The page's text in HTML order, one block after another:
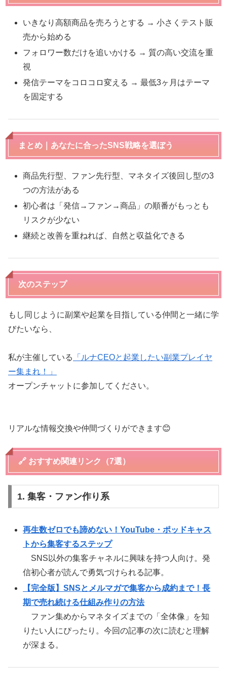
いきなり高額商品を売ろうとする → 小さくテスト販
売から始める
フォロワー数だけを追いかける → 質の高い交流を重
視
発信テーマをコロコロ変える → 最低3ヶ月はテーマ
を固定する
まとめ｜あなたに合ったSNS戦略を選ぼう
商品先行型、ファン先行型、マネタイズ後回し型の3
つの方法がある
初心者は「発信→ファン→商品」の順番がもっとも
リスクが少ない
継続と改善を重ねれば、自然と収益化できる
次のステップ
もし同じように副業や起業を目指している仲間と一緒に学
びたいなら、
私が主催している
「ルナCEOと起業したい副業プレイヤ
ー集まれ！」
オープンチャットに参加してください。
リアルな情報交換や仲間づくりができます😊
🔗 おすすめ関連リンク（7選）
1. 集客・ファン作り系
再生数ゼロでも諦めない！YouTube・ポッドキャス
トから集客するステップ
SNS以外の集客チャネルに興味を持つ人向け。発
信初心者が読んで勇気づけられる記事。
【完全版】SNSとメルマガで集客から成約まで！長
期で売れ続ける仕組み作りの方法
ファン集めからマネタイズまでの「全体像」を知
りたい人にぴったり。今回の記事の次に読むと理解
が深まる。